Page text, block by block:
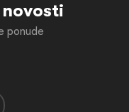
ponude